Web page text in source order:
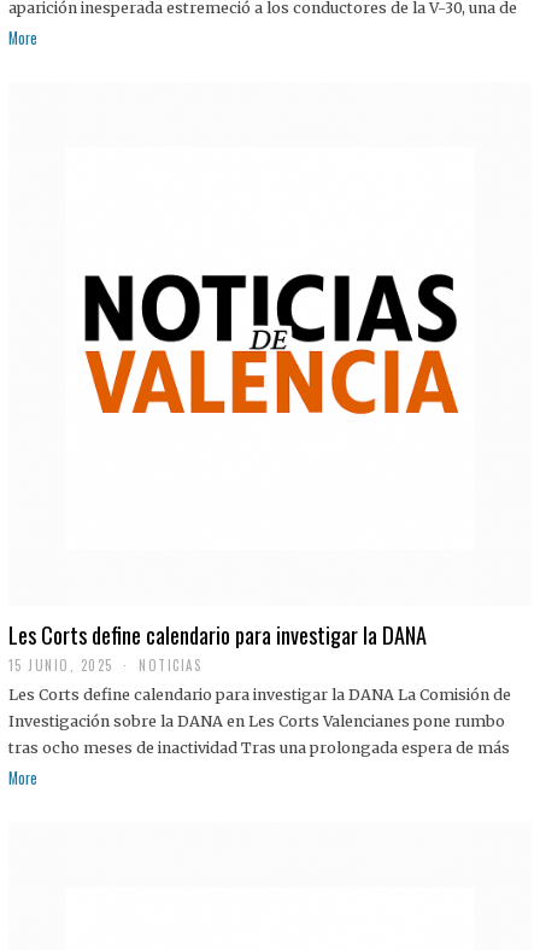
aparición inesperada estremeció a los conductores de la V-30, una de
More
Les Corts define calendario para investigar la DANA
15 JUNIO, 2025 NOTICIAS
Les Corts define calendario para investigar la DANA La Comisión de
Investigación sobre la DANA en Les Corts Valencianes pone rumbo
tras ocho meses de inactividad Tras una prolongada espera de más
More